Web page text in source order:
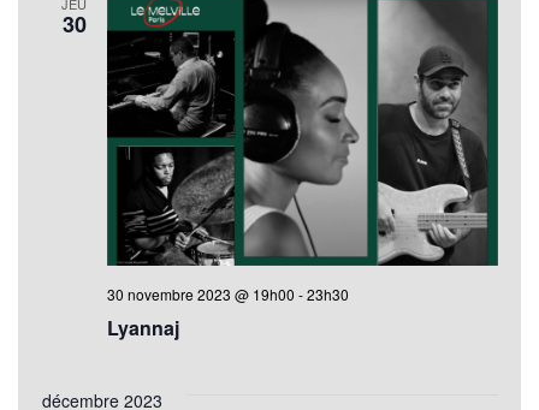
JEU
30
Lyannaj
30 novembre 2023 @ 19h00 -23h30
décembre 2023